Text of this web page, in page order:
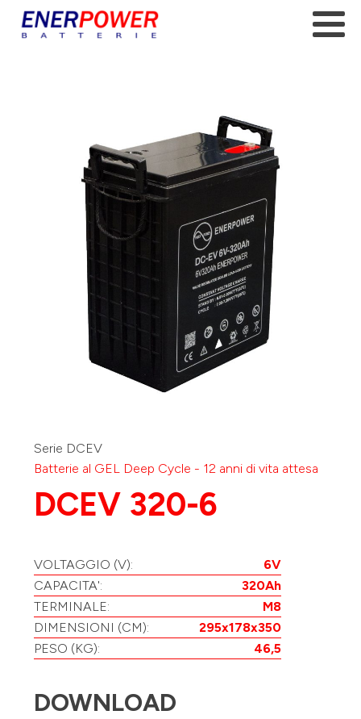
Serie DCEV
Batterie al GEL Deep Cycle - 12 anni di vita attesa
DCEV 320-6
VOLTAGGIO (V):
6V
CAPACITA':
320Ah
TERMINALE:
M8
DIMENSIONI (CM):
295x178x350
PESO (KG):
46,5
DOWNLOAD